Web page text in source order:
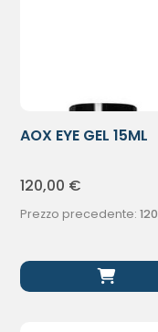
AOX EYE GEL 15ML
120,00 €
Prezzo precedente: